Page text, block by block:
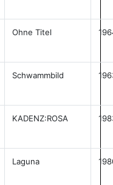
Ohne Titel
Schwammbild
KADENZ:ROSA
Laguna